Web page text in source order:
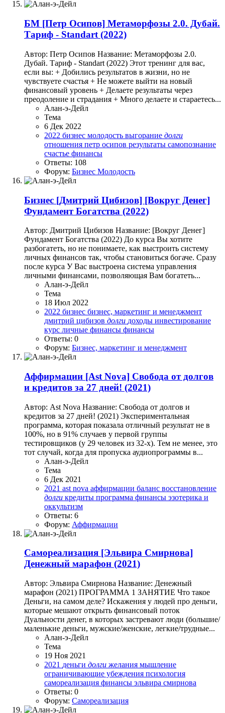
БМ [Петр Осипов] Метаморфозы 2.0. Дубай.
Тариф - Standart (2022)
Автор: Петр Осипов Название: Метаморфозы 2.0.
Дубай. Тариф - Standart (2022) Этот тренинг для вас,
если вы: + Добились результатов в жизни, но не
чувствуете счастья + Не можете выйти на новый
финансовый уровень + Делаете результаты через
преодоление и страдания + Много делаете и стараетесь...
Алан-э-Дейл
Тема
6 Дек 2022
2022 бизнес молодость выгорание долги
отношения петр осипов результаты самопознание
счастье финансы
Ответы: 108
Форум: Бизнес Молодость
Бизнес [Дмитрий Цибизов] [Вокруг Денег]
Фундамент Богатства (2022)
Автор: Дмитрий Цибизов Название: [Вокруг Денег]
Фундамент Богатства (2022) До курса Вы хотите
разбогатеть, но не понимаете, как выстроить систему
личных финансов так, чтобы становиться богаче. Сразу
после курса У Вас выстроена система управления
личными финансами, позволяющая Вам богатеть...
Алан-э-Дейл
Тема
18 Июл 2022
2022 бизнес бизнес, маркетинг и менеджмент
дмитрий цибизов долги доходы инвестирование
курс личные финансы финансы
Ответы: 0
Форум: Бизнес, маркетинг и менеджмент
Аффирмации [Ast Nova] Свобода от долгов
и кредитов за 27 дней! (2021)
Автор: Ast Nova Название: Свобода от долгов и
кредитов за 27 дней! (2021) Экспериментальная
программа, которая показала отличный результат не в
100%, но в 91% случаев у первой группы
тестировщиков (у 29 человек из 32-х). Тем не менее, это
тот случай, когда для пропуска аудиопрограммы в...
Алан-э-Дейл
Тема
6 Дек 2021
2021 ast nova аффирмации баланс восстановление
долги кредиты программа финансы эзотерика и
оккультизм
Ответы: 6
Форум: Аффирмации
Самореализация [Эльвира Смирнова]
Денежный марафон (2021)
Автор: Эльвира Смирнова Название: Денежный
марафон (2021) ПРОГРАММА 1 ЗАНЯТИЕ Что такое
Деньги, на самом деле? Искажения у людей про деньги,
которые мешают открыть финансовый поток
Дуальности денег, в которых застревают люди (большие/
маленькие деньги, мужские/женские, легкие/трудные...
Алан-э-Дейл
Тема
19 Ноя 2021
2021 деньги долги желания мышление
ограничивающие убеждения психология
самореализация финансы эльвира смирнова
Ответы: 0
Форум: Самореализация